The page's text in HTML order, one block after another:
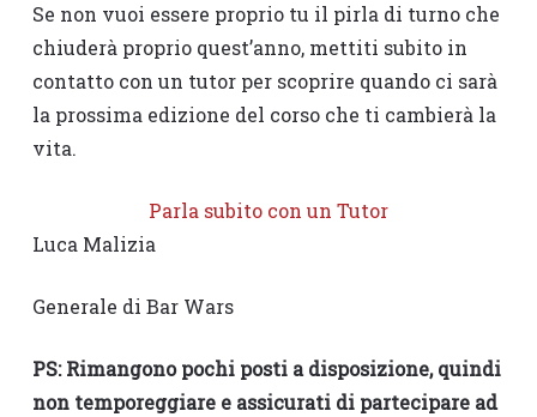
Se non vuoi essere proprio tu il pirla di turno che
chiuderà proprio quest’anno, mettiti subito in
contatto con un tutor per scoprire quando ci sarà
la prossima edizione del corso che ti cambierà la
vita.
Parla subito con un Tutor
Luca Malizia
Generale di Bar Wars
PS: Rimangono pochi posti a disposizione, quindi
non temporeggiare e assicurati di partecipare ad